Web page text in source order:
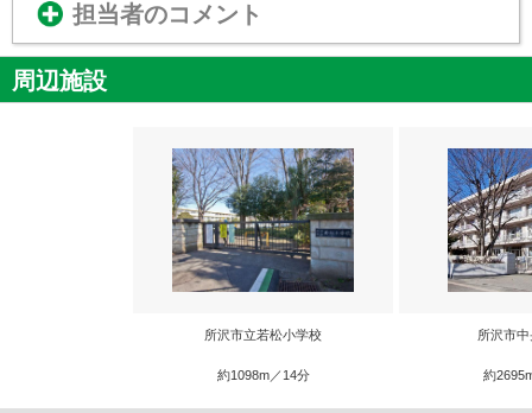
担当者のコメント
周辺施設
所沢市立若松小学校
約1098m／14分
所沢市
約